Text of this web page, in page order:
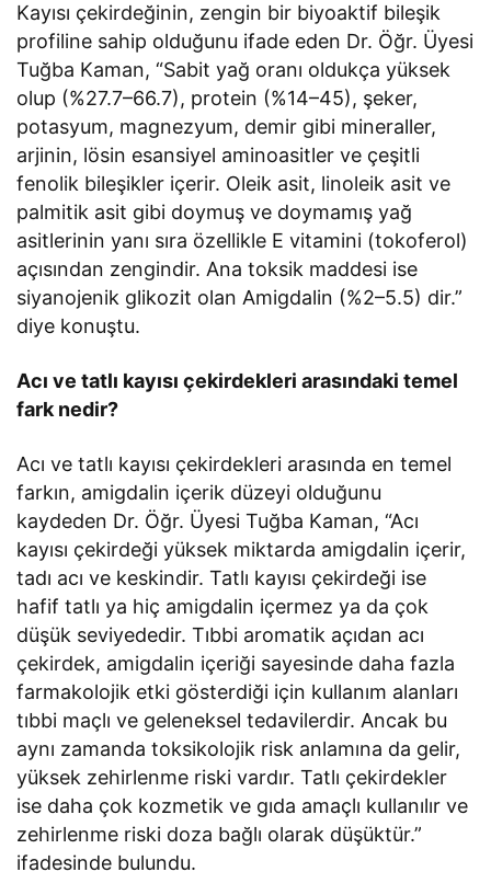
Kayısı çekirdeğinin, zengin bir biyoaktif bileşik
profiline sahip olduğunu ifade eden Dr. Öğr. Üyesi
Tuğba Kaman, “Sabit yağ oranı oldukça yüksek
olup (%27.7–66.7), protein (%14–45), şeker,
potasyum, magnezyum, demir gibi mineraller,
arjinin, lösin esansiyel aminoasitler ve çeşitli
fenolik bileşikler içerir. Oleik asit, linoleik asit ve
palmitik asit gibi doymuş ve doymamış yağ
asitlerinin yanı sıra özellikle E vitamini (tokoferol)
açısından zengindir. Ana toksik maddesi ise
siyanojenik glikozit olan Amigdalin (%2–5.5) dir.”
diye konuştu.
Acı ve tatlı kayısı çekirdekleri arasındaki temel
fark nedir?
Acı ve tatlı kayısı çekirdekleri arasında en temel
farkın, amigdalin içerik düzeyi olduğunu
kaydeden Dr. Öğr. Üyesi Tuğba Kaman, “Acı
kayısı çekirdeği yüksek miktarda amigdalin içerir,
tadı acı ve keskindir. Tatlı kayısı çekirdeği ise
hafif tatlı ya hiç amigdalin içermez ya da çok
düşük seviyededir. Tıbbi aromatik açıdan acı
çekirdek, amigdalin içeriği sayesinde daha fazla
farmakolojik etki gösterdiği için kullanım alanları
tıbbi maçlı ve geleneksel tedavilerdir. Ancak bu
aynı zamanda toksikolojik risk anlamına da gelir,
yüksek zehirlenme riski vardır. Tatlı çekirdekler
ise daha çok kozmetik ve gıda amaçlı kullanılır ve
zehirlenme riski doza bağlı olarak düşüktür.”
ifadesinde bulundu.